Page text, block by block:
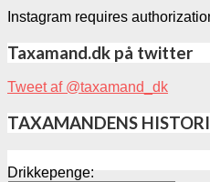
Instagram requires
Taxamand.dk på twitter
Tweet af @taxamand_dk
TAXAMANDENS
Drikkepenge: